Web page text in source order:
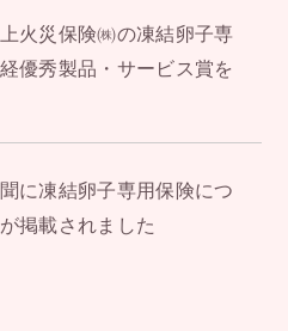
火災保険㈱の凍結卵子専
優秀製品・サービス賞を
に凍結卵子専用保険につ
掲載されました